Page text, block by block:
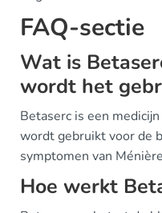
FAQ-sectie
Wat is
wordt het
Betaserc is een
wordt gebruikt voor de
symptomen van
Hoe werkt